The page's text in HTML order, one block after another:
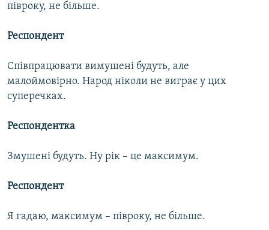
півроку, не більше.
Респондент
Співпрацювати вимушені будуть, але
малоймовірно. Народ ніколи не виграє у цих
суперечках.
Респондентка
Змушені будуть. Ну рік – це максимум.
Респондент
Я гадаю, максимум – півроку, не більше.